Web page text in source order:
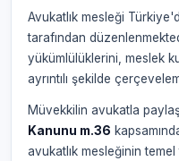
Avukatlık mesleği
tarafından
yükümlülüklerini, meslek
ayrıntılı şekilde
Müvekkilin avukatla
Kanunu m.36
avukatlık mesleğinin temel